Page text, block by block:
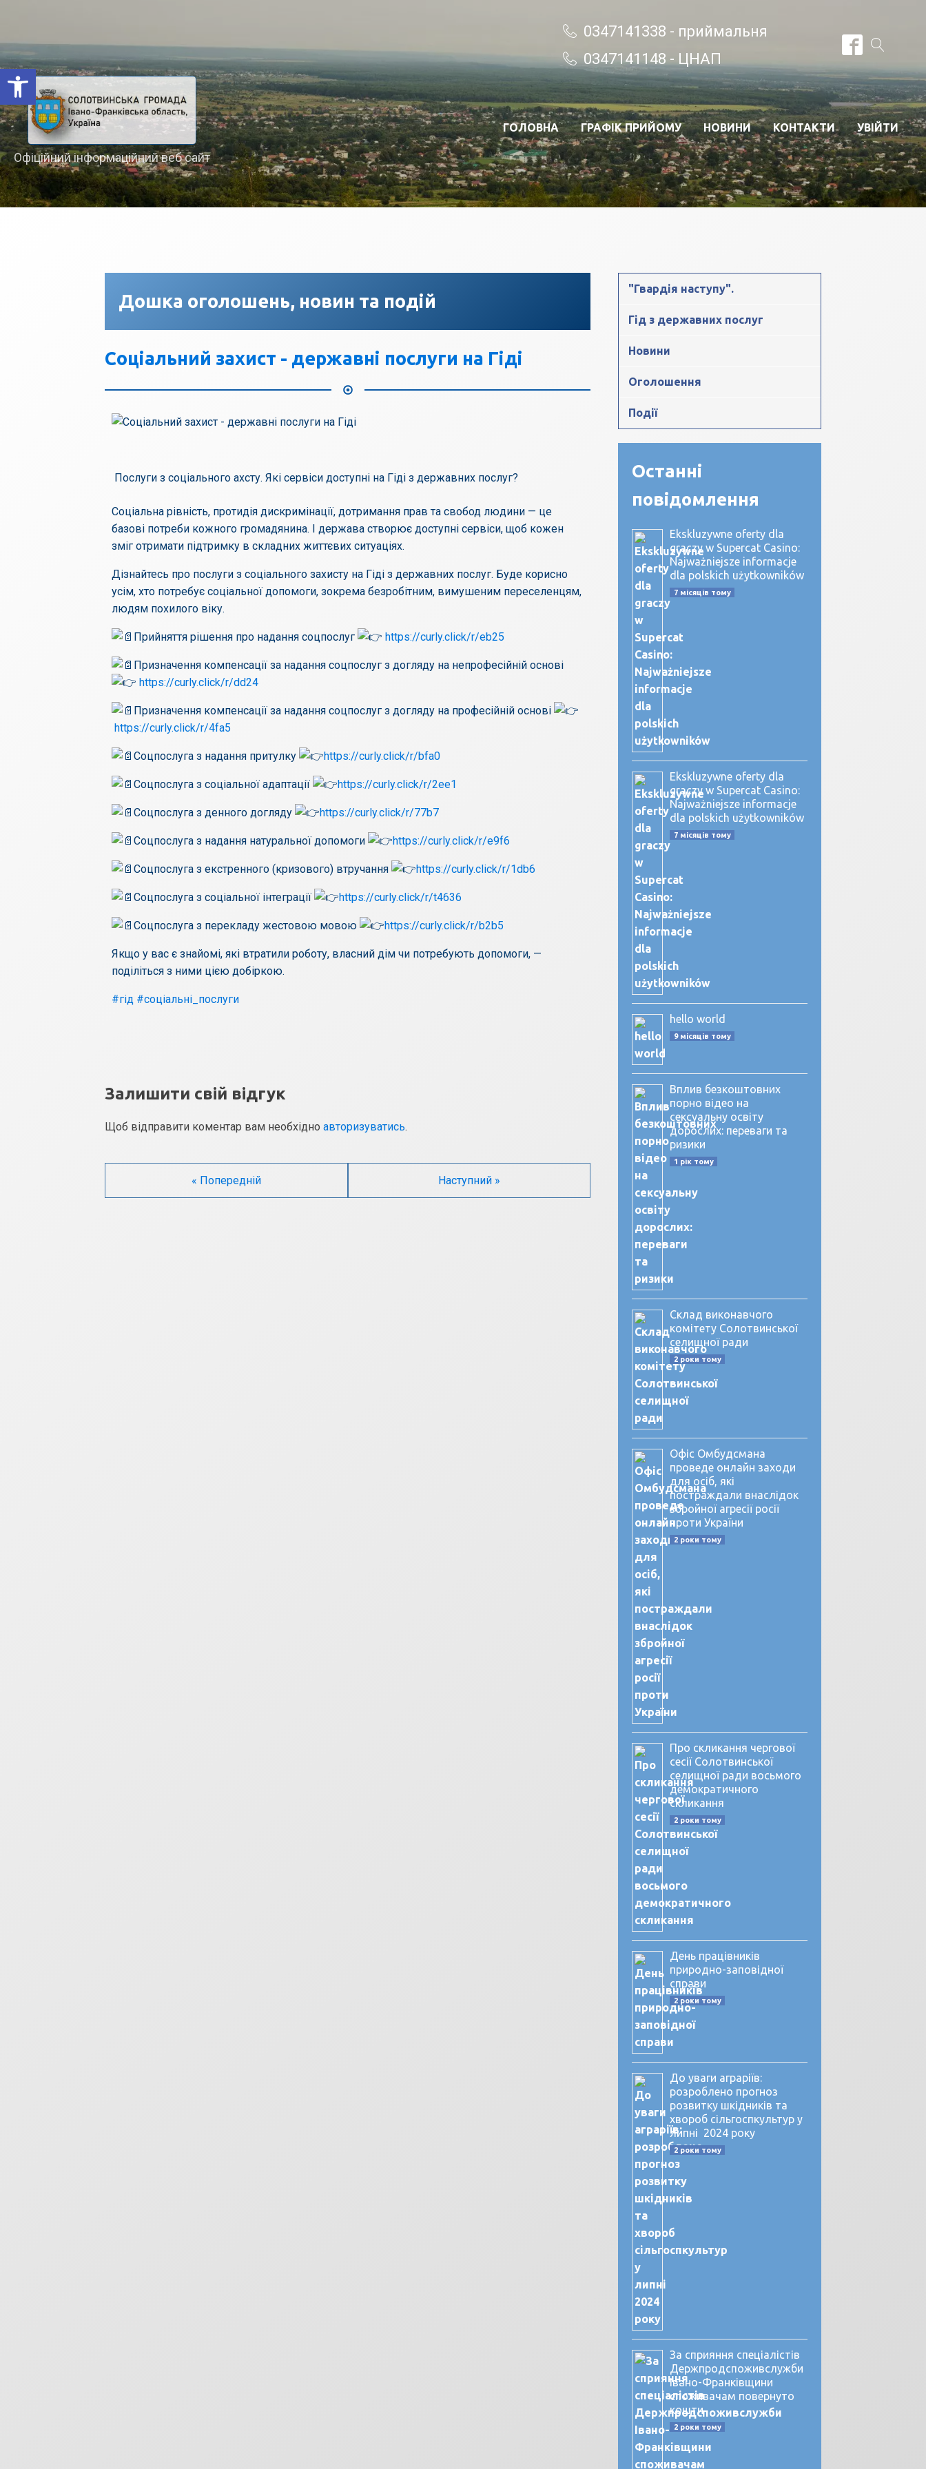
Відкрити Панель інструментів
0347141338 - приймальня
0347141148 - ЦНАП
Офіційний інформаційний веб сайт
ГОЛОВНА ГРАФІК ПРИЙОМУ НОВИНИ КОНТАКТИ УВІЙТИ
Дошка оголошень, новин та подій
Соціальний захист - державні послуги на Гіді
Послуги з соціального ахсту. Які сервіси доступні на Гіді з державних послуг?
Соціальна рівність, протидія дискримінації, дотримання прав та свобод людини — це
базові потреби кожного громадянина. І держава створює доступні сервіси, щоб кожен
зміг отримати підтримку в складних життєвих ситуаціях.
Дізнайтесь про послуги з соціального захисту на Гіді з державних послуг. Буде корисно
усім, хто потребує соціальної допомоги, зокрема безробітним, вимушеним переселенцям,
людям похилого віку.
Прийняття рішення про надання соцпослуг https://curly.click/r/eb25
Призначення компенсації за надання соцпослуг з догляду на непрофесійній основі
https://curly.click/r/dd24
Призначення компенсації за надання соцпослуг з догляду на професійній основі
https://curly.click/r/4fa5
Соцпослуга з надання притулку https://curly.click/r/bfa0
Соцпослуга з соціальної адаптації https://curly.click/r/2ee1
Соцпослуга з денного догляду https://curly.click/r/77b7
Соцпослуга з надання натуральної допомоги https://curly.click/r/e9f6
Соцпослуга з екстренного (кризового) втручання https://curly.click/r/1db6
Соцпослуга з соціальної інтеграції https://curly.click/r/t4636
Соцпослуга з перекладу жестовою мовою https://curly.click/r/b2b5
Якщо у вас є знайомі, які втратили роботу, власний дім чи потребують допомоги, —
поділіться з ними цією добіркою.
#гід #соціальні_послуги
Залишити свій відгук
Щоб відправити коментар вам необхідно авторизуватись.
« Попередній Наступний »
"Гвардія наступу".
Гід з державних послуг
Новини
Оголошення
Події
Останні
повідомлення
Ekskluzywne oferty dla
graczy w Supercat Casino:
Najważniejsze informacje
dla polskich użytkowników
7 місяців тому
Ekskluzywne oferty dla
graczy w Supercat Casino:
Najważniejsze informacje
dla polskich użytkowników
7 місяців тому
hello world
9 місяців тому
Вплив безкоштовних
порно відео на
сексуальну освіту
дорослих: переваги та
ризики
1 рік тому
Склад виконавчого
комітету Солотвинської
селищної ради
2 роки тому
Офіс Омбудсмана
проведе онлайн заходи
для осіб, які
постраждали внаслідок
збройної агресії росії
проти України
2 роки тому
Про скликання чергової
сесії Солотвинської
селищної ради восьмого
демократичного
скликання
2 роки тому
День працівників
природно-заповідної
справи
2 роки тому
До уваги аграріїв:
розроблено прогноз
розвитку шкідників та
хвороб сільгоспкультур у
липні 2024 року
2 роки тому
За сприяння спеціалістів
Держпродспоживслужби
Івано-Франківщини
споживачам повернуто
кошти
2 роки тому